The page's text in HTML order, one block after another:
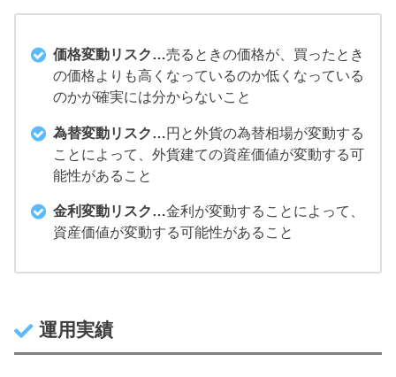
価格変動リスク…売るときの価格が、買ったとき
の価格よりも高くなっているのか低くなっている
のかが確実には分からないこと
為替変動リスク…円と外貨の為替相場が変動する
ことによって、外貨建ての資産価値が変動する可
能性があること
金利変動リスク…金利が変動することによって、
資産価値が変動する可能性があること
運用実績